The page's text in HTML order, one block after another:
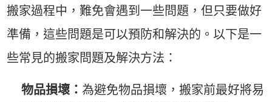
搬家過程中，難免會遇到一些問題，但只要做好
準備，這些問題是可以預防和解決的。以下是一
些常見的搬家問題及解決方法：
物品損壞：為避免物品損壞，搬家前最好將易